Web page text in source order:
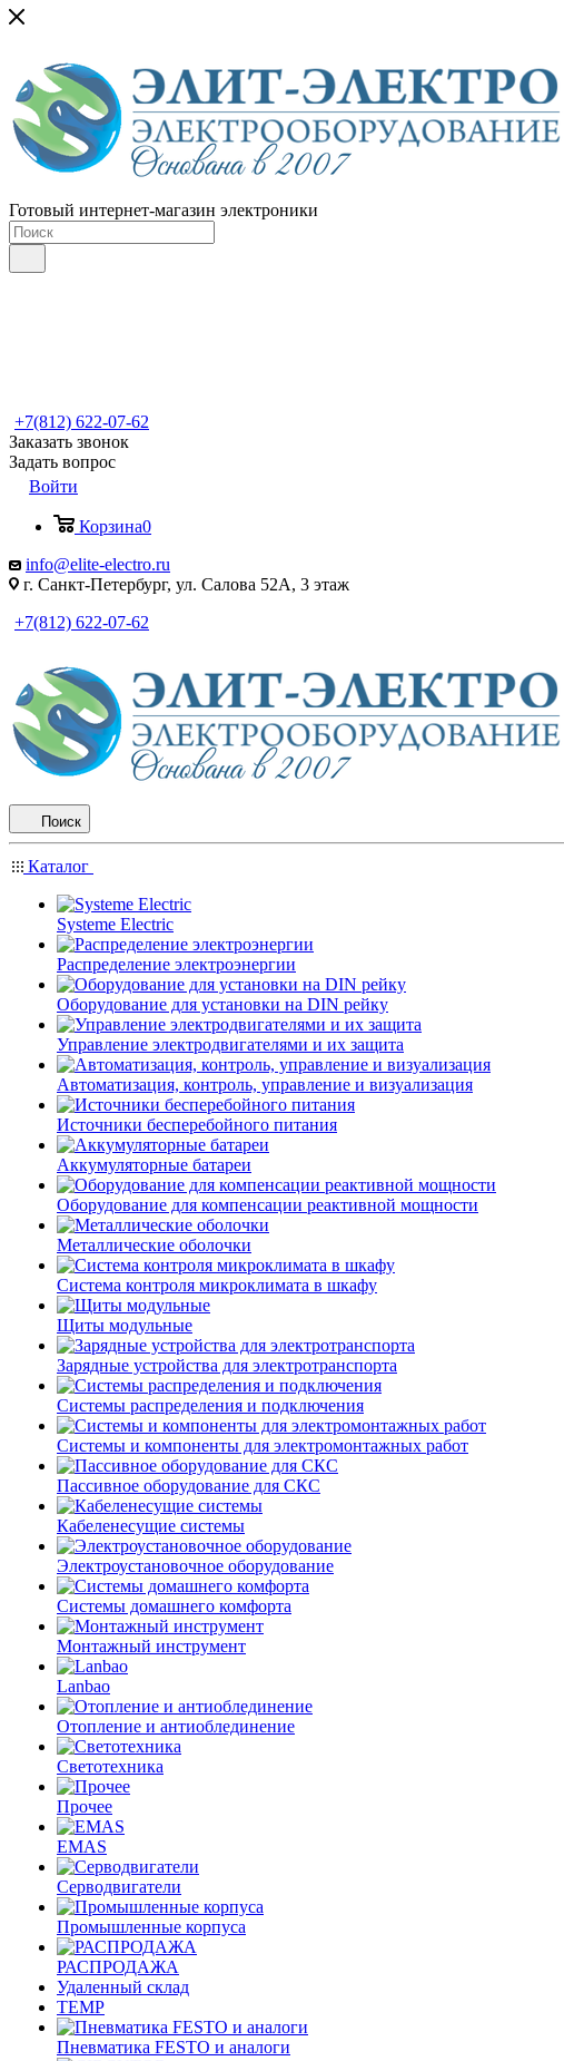
Готовый интернет-магазин электроники
+7(812) 622-07-62
Заказать звонок
Задать вопрос
Войти
Корзина0
info@elite-electro.ru
г. Санкт-Петербург, ул. Салова 52А, 3 этаж
+7(812) 622-07-62
Поиск
Каталог
Systeme Electric
Распределение электроэнергии
Оборудование для установки на DIN рейку
Управление электродвигателями и их защита
Автоматизация, контроль, управление и визуализация
Источники бесперебойного питания
Аккумуляторные батареи
Оборудование для компенсации реактивной мощности
Металлические оболочки
Система контроля микроклимата в шкафу
Щиты модульные
Зарядные устройства для электротранспорта
Системы распределения и подключения
Системы и компоненты для электромонтажных работ
Пассивное оборудование для СКС
Кабеленесущие системы
Электроустановочное оборудование
Системы домашнего комфорта
Монтажный инструмент
Lanbao
Отопление и антиоблединение
Светотехника
Прочее
EMAS
Cерводвигатели
Промышленные корпуса
РАСПРОДАЖА
Удаленный склад
TEMP
Пневматика FESTO и аналоги